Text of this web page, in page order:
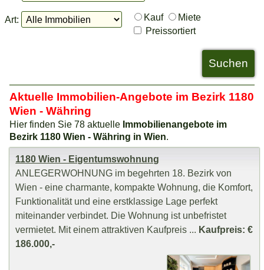
Art: Kauf
Miete
Preissortiert
Aktuelle Immobilien-Angebote im Bezirk 1180
Wien - Währing
Hier finden Sie 78 aktuelle Immobilienangebote im
Bezirk 1180 Wien - Währing in Wien.
1180 Wien - Eigentumswohnung
ANLEGERWOHNUNG im begehrten 18. Bezirk von
Wien - eine charmante, kompakte Wohnung, die Komfort,
Funktionalität und eine erstklassige Lage perfekt
miteinander verbindet. Die Wohnung ist unbefristet
vermietet. Mit einem attraktiven Kaufpreis ... Kaufpreis: €
186.000,-